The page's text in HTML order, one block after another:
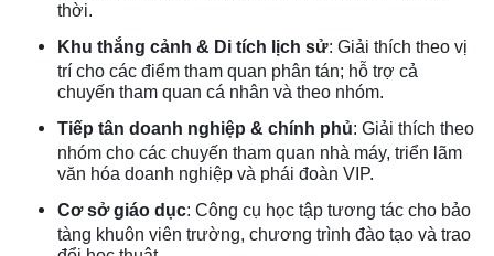
thời.
Khu thắng cảnh & Di tích lịch sử: Giải thích theo vị
trí cho các điểm tham quan phân tán; hỗ trợ cả
chuyến tham quan cá nhân và theo nhóm.
Tiếp tân doanh nghiệp & chính phủ: Giải thích theo
nhóm cho các chuyến tham quan nhà máy, triển lãm
văn hóa doanh nghiệp và phái đoàn VIP.
Cơ sở giáo dục: Công cụ học tập tương tác cho bảo
tàng khuôn viên trường, chương trình đào tạo và trao